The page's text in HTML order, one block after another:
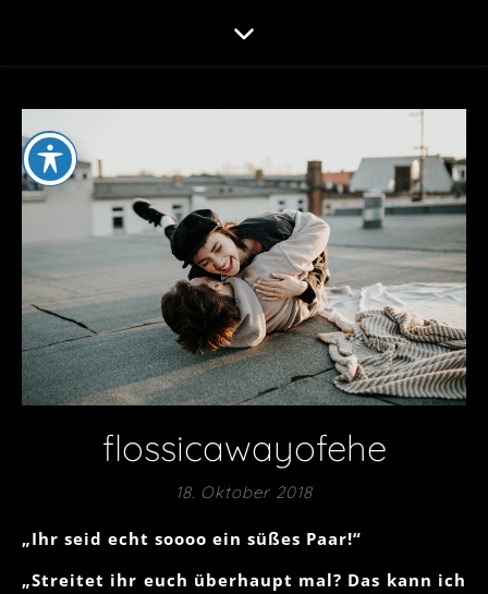
flossicawayofehe
18. Oktober 2018
„Ihr seid echt soooo ein süßes Paar!“
„Streitet ihr euch überhaupt mal? Das kann ich